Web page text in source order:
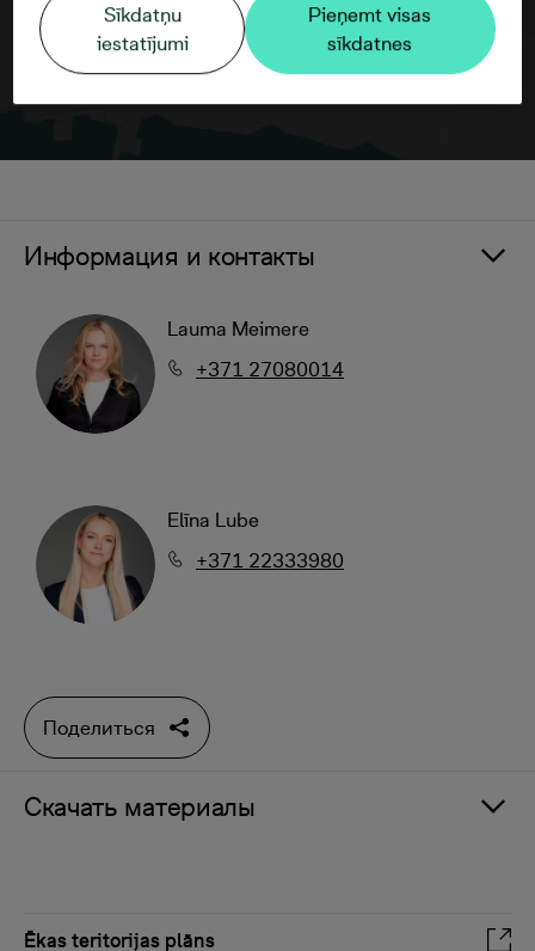
Информация и контакты
Lauma Meimere
+371 27080014
Elīna Lube
+371 22333980
Поделиться
Скачать материалы
Ēkas teritorijas plāns
Sīkdatņu
iestatījumi
Pieņemt visas
sīkdatnes